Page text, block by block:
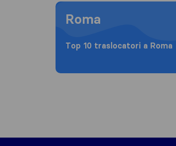
Moving to Roma
Roma
Top 10 traslocatori a Roma